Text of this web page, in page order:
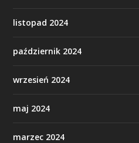
listopad 2024
październik 2024
wrzesień 2024
maj 2024
marzec 2024